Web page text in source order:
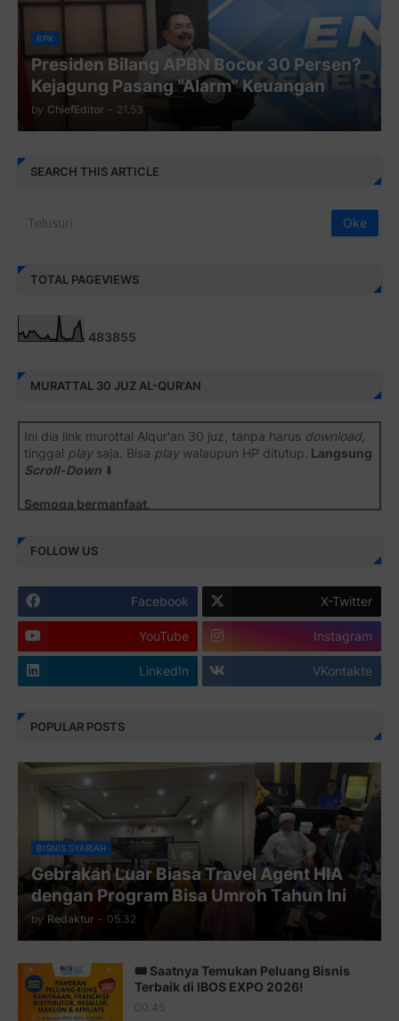
BPK
Presiden Bilang APBN Bocor 30 Persen?
Kejagung Pasang “Alarm” Keuangan
by ChiefEditor - 21.53
SEARCH THIS ARTICLE
TOTAL PAGEVIEWS
483855
MURATTAL 30 JUZ AL-QUR'AN
Ini dia link murottal Alqur'an 30 juz, tanpa harus download,
tinggal playsaja. Bisa playwalaupun HP ditutup. Langsung
Scroll-Down ⬇️
Semoga bermanfaat
Juz 1 ⇨
Juz 3 ⇨ http://j.mp/2bFSrtF
Juz 4 ⇨ http://j.mp/2b8SXi3
Juz 5 ⇨ http://j.mp/2b8RZm3
Juz 9 ⇨ http://j.mp/2byr1bu
Juz 10 ⇨http://j.mp/2bHfyUH
Juz 11 ⇨http://j.mp/2bHf80y
Juz 13 ⇨http://j.mp/2bFTiKQ
Juz 14 ⇨http://j.mp/2b8SUTA
Juz 15 ⇨http://j.mp/2bFRQIM
FOLLOW US
Facebook X-Twitter
YouTube Instagram
LinkedIn VKontakte
POPULAR POSTS
BISNIS SYARIAH
Gebrakan Luar Biasa Travel Agent HIA
dengan Program Bisa Umroh Tahun Ini
by Redaktur - 05.32
🎟️ Saatnya Temukan Peluang Bisnis
Terbaik di IBOS EXPO 2026!
00.45